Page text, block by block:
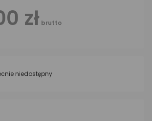
zł brutto
niedostępny